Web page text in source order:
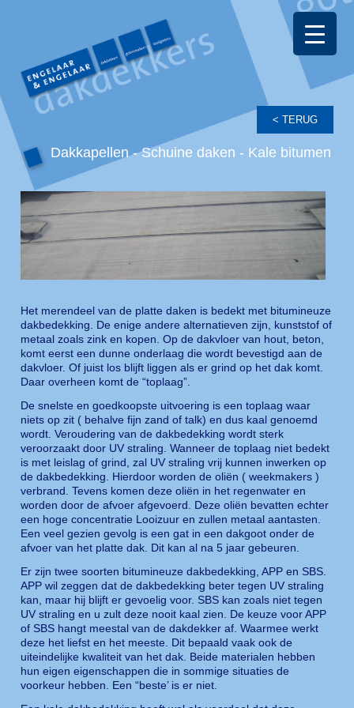
Dakkapellen - Schuine daken - Kale bitumen
Het merendeel van de platte daken is bedekt met bitumineuze
dakbedekking. De enige andere alternatieven zijn, kunststof of
metaal zoals zink en kopen. Op de dakvloer van hout, beton,
komt eerst een dunne onderlaag die wordt bevestigd aan de
dakvloer. Of juist los blijft liggen als er grind op het dak komt.
Daar overheen komt de “toplaag”.
De snelste en goedkoopste uitvoering is een toplaag waar
niets op zit ( behalve fijn zand of talk) en dus kaal genoemd
wordt. Veroudering van de dakbedekking wordt sterk
veroorzaakt door UV straling. Wanneer de toplaag niet bedekt
is met leislag of grind, zal UV straling vrij kunnen inwerken op
de dakbedekking. Hierdoor worden de oliën ( weekmakers )
verbrand. Tevens komen deze oliën in het regenwater en
worden door de afvoer afgevoerd. Deze oliën bevatten echter
een hoge concentratie Looizuur en zullen metaal aantasten.
Een veel gezien gevolg is een gat in een dakgoot onder de
afvoer van het platte dak. Dit kan al na 5 jaar gebeuren.
Er zijn twee soorten bitumineuze dakbedekking, APP en SBS.
APP wil zeggen dat de dakbedekking beter tegen UV straling
kan, maar hij blijft er gevoelig voor. SBS kan zoals niet tegen
UV straling en u zult deze nooit kaal zien. De keuze voor APP
of SBS hangt meestal van de dakdekker af. Waarmee werkt
deze het liefst en het meeste. Dit bepaald vaak ook de
uiteindelijke kwaliteit van het dak. Beide materialen hebben
hun eigen eigenschappen die in sommige situaties de
voorkeur hebben. Een “beste’ is er niet.